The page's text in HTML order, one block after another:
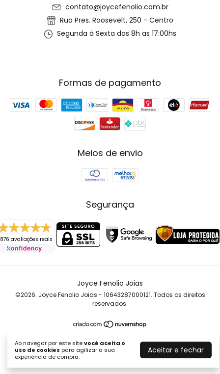
Ao navegar por este sitevocê aceita o
uso de cookies para agilizar a sua
experiência de compra.
Aceitar e fechar
contato@joycefenolio.com.br
Rua Pres. Roosevelt, 250 - Centro
Segunda à Sexta das 8h as 17:00hs
Formas de pagamento
Meios de envio
Segurança
avaliações reais
Joyce Fenolio Joias
©2026. Joyce Fenolio Joias - 10643287000121. Todos os direitos
reservados.